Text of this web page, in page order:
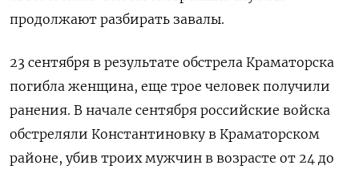
продолжают разбирать завалы.
23 сентября в результате обстрела Краматорска
погибла женщина, еще трое человек получили
ранения. В начале сентября российские войска
обстреляли Константиновку в Краматорском
районе, убив троих мужчин в возрасте от 24 до